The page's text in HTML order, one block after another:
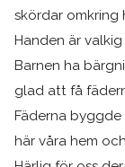
skördar omkring
Handen är
Barnen ha
glad att få
Fäderna byggde
här våra hem